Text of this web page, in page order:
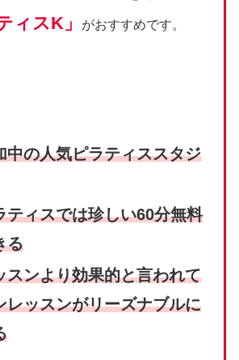
ィスK」 がおすすめです。
中の人気ピラティススタジ
ティスでは珍しい60分無料
る
スンより効果的と言われて
レッスンがリーズナブルに